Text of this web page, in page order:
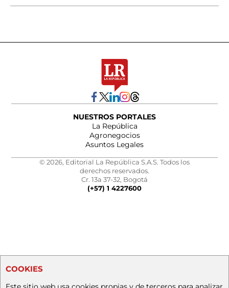
NUESTROS PORTALES
La República
Agronegocios
Asuntos Legales
© 2026, Editorial La República S.A.S. Todos los
derechos reservados.
Cr. 13a 37-32, Bogotá
(+57) 1 4227600
COOKIES